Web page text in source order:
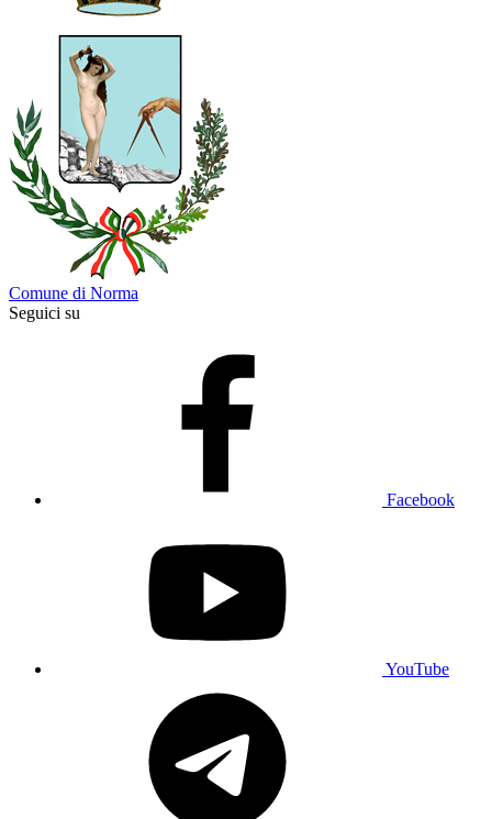
Comune di Norma
Seguici su
Facebook
YouTube